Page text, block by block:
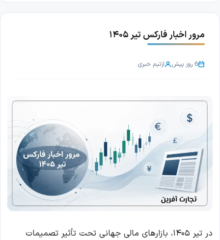
مرور اخبار فارکس تیر ۱۴۰۵
6 روز پیش ازتیم خبری
در تیر ۱۴۰۵، بازارهای مالی جهانی تحت تأثیر تصمیمات